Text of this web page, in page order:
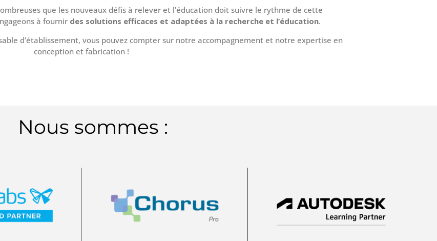
que les nouveaux défis à relever et l’éducation doit suivre le rythme de cette
à fournir des solutions efficaces et adaptées à la recherche et l’éducation.
d’établissement, vous pouvez compter sur notre accompagnement et notre expertise en
conception et fabrication !
Nous sommes :